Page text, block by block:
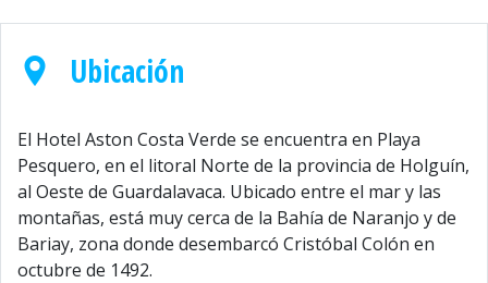
Ubicación
El Hotel Aston Costa Verde se encuentra en Playa
Pesquero, en el litoral Norte de la provincia de Holguín,
al Oeste de Guardalavaca. Ubicado entre el mar y las
montañas, está muy cerca de la Bahía de Naranjo y de
Bariay, zona donde desembarcó Cristóbal Colón en
octubre de 1492.